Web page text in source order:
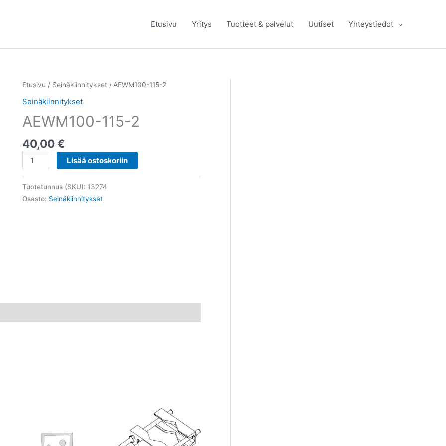
Etusivu Yritys Tuotteet & palvelut Uutiset Yhteystiedot
Etusivu / Seinäkiinnitykset / AEWM100-115-2
Seinäkiinnitykset
AEWM100-115-2
40,00€
AEWM100-
115-
2
määrä
Lisää ostoskoriin
Tuotetunnus (SKU): 13274
Osasto: Seinäkiinnitykset